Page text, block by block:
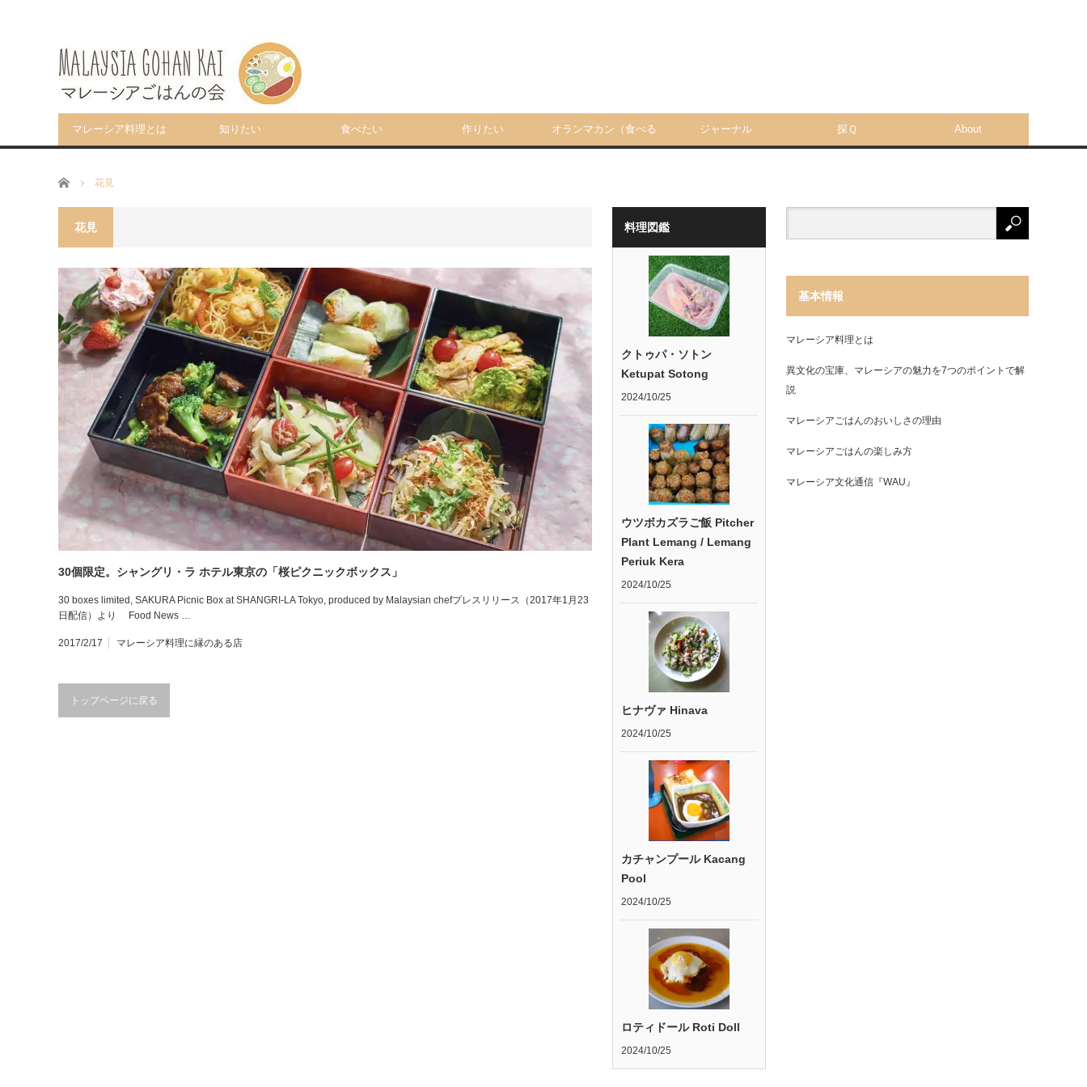
マレーシア料理とは 知りたい 食べたい 作りたい オランマカン（食べる ジャーナル 探Ｑ About
ホーム 花見
花見
30個限定。シャングリ・ラ ホテル東京の「桜ピクニックボックス」
30 boxes limited, SAKURA Picnic Box at SHANGRI-LA Tokyo, produced by Malaysian chefプレスリリース（2017年1月23
日配信）より Food News …
2017/2/17 マレーシア料理に縁のある店
トップページに戻る
料理図鑑
クトゥパ・ソトン
Ketupat Sotong
2024/10/25
ウツボカズラご飯 Pitcher
Plant Lemang / Lemang
Periuk Kera
2024/10/25
ヒナヴァ Hinava
2024/10/25
カチャンプール Kacang
Pool
2024/10/25
ロティドール Roti Doll
2024/10/25
基本情報
マレーシア料理とは
異文化の宝庫、マレーシアの魅力を7つのポイントで解
説
マレーシアごはんのおいしさの理由
マレーシアごはんの楽しみ方
マレーシア文化通信『WAU』